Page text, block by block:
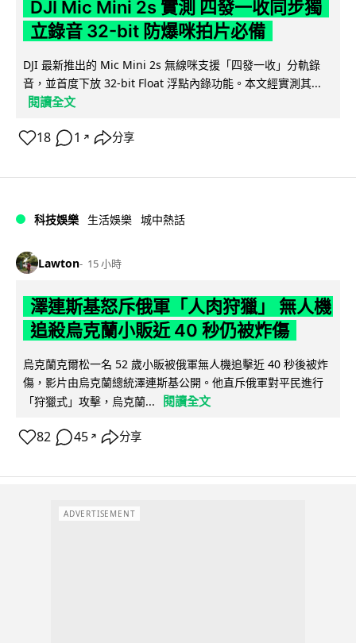
DJI Mic Mini 2s 實測 四發一收同步獨
立錄音 32-bit 防爆咪拍片必備
DJI 最新推出的 Mic Mini 2s 無線咪支援「四發一收」分軌錄
音，並首度下放 32-bit Float 浮點內錄功能。本文經實測其...
閱讀全文
18 1 ↗ 分享
科技娛樂 生活娛樂 城中熱話
Lawton 15 小時
澤連斯基怒斥俄軍「人肉狩獵」 無人機
追殺烏克蘭小販近 40 秒仍被炸傷
烏克蘭克爾松一名 52 歲小販被俄軍無人機追擊近 40 秒後被炸
傷，影片由烏克蘭總統澤連斯基公開。他直斥俄軍對平民進行
「狩獵式」攻擊，烏克蘭...
閱讀全文
82 45 ↗ 分享
ADVERTISEMENT